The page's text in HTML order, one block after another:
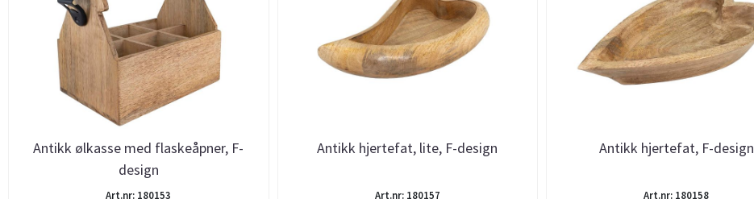
Antikk ølkasse med flaskeåpner, F-
design
Art.nr: 180153
Antikk hjertefat, lite, F-design
Art.nr: 180157
Antikk hjertefat, F-design
Art.nr: 180158